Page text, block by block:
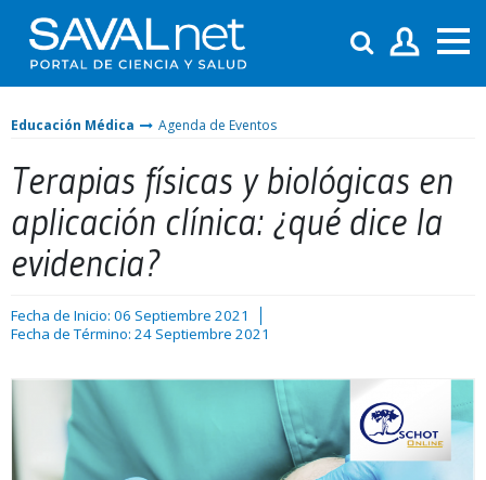
Educación Médica Agenda de Eventos
Terapias físicas y biológicas en
aplicación clínica: ¿qué dice la
evidencia?
Fecha de Inicio: 06 Septiembre 2021
Fecha de Término: 24 Septiembre 2021